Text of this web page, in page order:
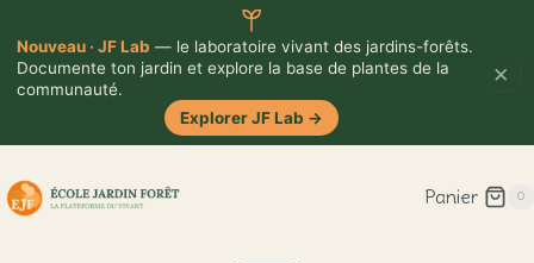
Nouveau · JF Lab — le laboratoire vivant des jardins-forêts.
Documente ton jardin et explore la base de plantes de la
communauté.
Explorer JF Lab →
×
au
Panier 0